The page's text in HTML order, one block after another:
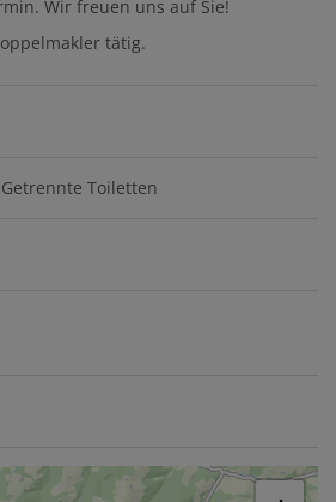
Wir freuen uns auf Sie!
tätig.
Getrennte Toiletten